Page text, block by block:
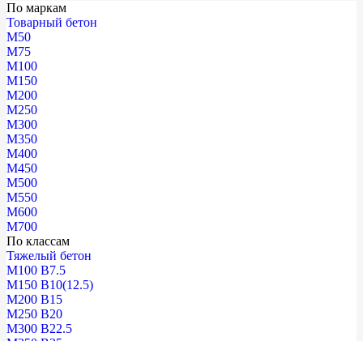
По маркам
Товарный бетон
М50
М75
М100
М150
М200
М250
М300
М350
М400
М450
М500
М550
М600
М700
По классам
Тяжелый бетон
М100 В7.5
М150 В10(12.5)
М200 В15
М250 В20
М300 В22.5